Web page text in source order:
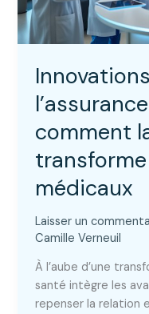
comment
médicaux
Laisser un
Camille Verneuil
À l’aube d’une
santé intègre les
repenser la relation